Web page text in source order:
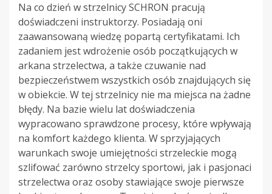
Na co dzień w strzelnicy SCHRON pracują
doświadczeni instruktorzy. Posiadają oni
zaawansowaną wiedzę popartą certyfikatami. Ich
zadaniem jest wdrożenie osób początkujących w
arkana strzelectwa, a także czuwanie nad
bezpieczeństwem wszystkich osób znajdujących się
w obiekcie. W tej strzelnicy nie ma miejsca na żadne
błędy. Na bazie wielu lat doświadczenia
wypracowano sprawdzone procesy, które wpływają
na komfort każdego klienta. W sprzyjających
warunkach swoje umiejętności strzeleckie mogą
szlifować zarówno strzelcy sportowi, jak i pasjonaci
strzelectwa oraz osoby stawiające swoje pierwsze